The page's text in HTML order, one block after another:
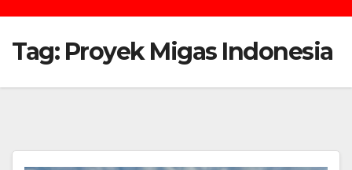
Tag: Proyek Migas Indonesia